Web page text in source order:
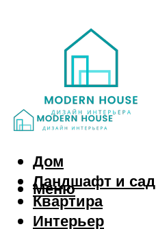
Дом
Ландшафт и сад
Квартира
Интерьер
Меню